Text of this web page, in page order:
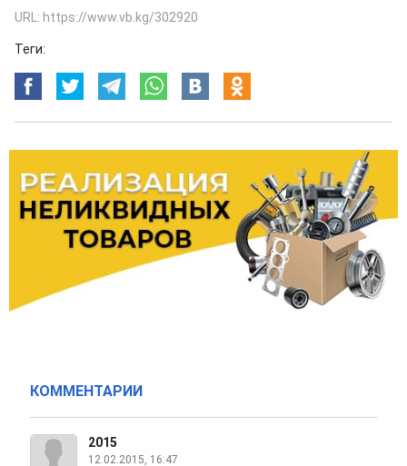
URL: https://www.vb.kg/302920
Теги:
КОММЕНТАРИИ
2015
12.02.2015, 16:47